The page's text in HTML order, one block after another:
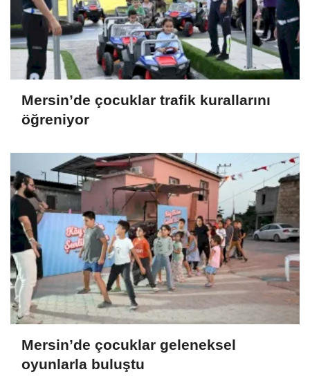
Mersin’de çocuklar trafik kurallarını
öğreniyor
Mersin’de çocuklar geleneksel
oyunlarla buluştu